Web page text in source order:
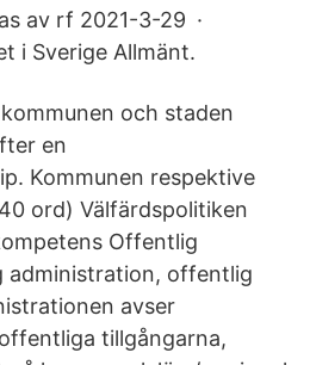
av rf 2021-3-29 ·
i Sverige Allmänt.
och staden
en
Kommunen respektive
ord) Välfärdspolitiken
Offentlig
offentlig
avser
tillgångarna,